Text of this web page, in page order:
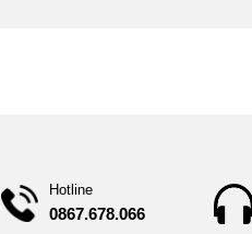
Hotline
0867.678.066